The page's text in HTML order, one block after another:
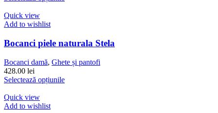
în
variații.
Opțiunile
pot
fi
în
Quick view
Add to wishlist
Bocanci piele naturala Stela
Bocanci damă, Ghete și pantofi
428.00 lei
Selectează opțiunileAcest
Quick view
Add to wishlist